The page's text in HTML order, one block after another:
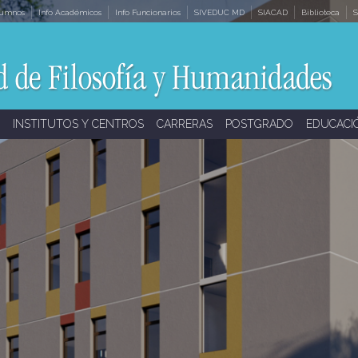
Info Académicos Info Funcionarios SIVEDUC MD SIACAD Biblioteca
INSTITUTOS Y CENTROS CARRERAS POSTGRADO